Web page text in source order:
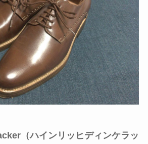
（ハインリッヒディンケラッ